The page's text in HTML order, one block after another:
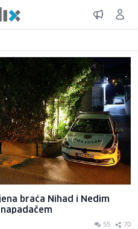
braća Nihad i Nedim
55 70